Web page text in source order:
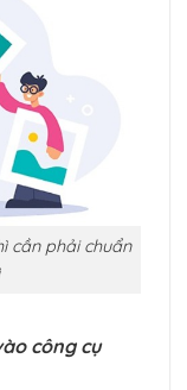
cần phải chuẩn
công cụ